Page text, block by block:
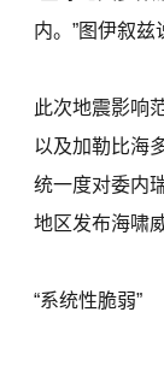
内。”图伊叙兹
此次地震影响
以及加勒比海
统一度对委内
地区发布海啸
“系统性脆弱”